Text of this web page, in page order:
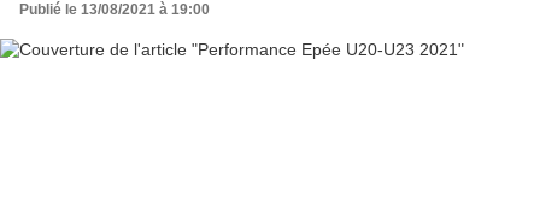
Publié le 13/08/2021 à 19:00